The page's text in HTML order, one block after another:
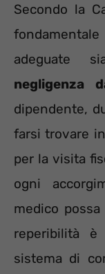
Secondo la
fondamentale
adeguate
negligenza
dipendente,
farsi trovare
per la visita
ogni
medico
reperibilità
sistema di